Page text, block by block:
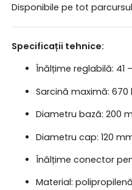
Disponibile pe tot
Specificații tehnice:
Înălțime reglabilă: 41
Sarcină maximă: 670
Diametru bază: 200
Diametru cap: 120
Înălțime conector
Material: